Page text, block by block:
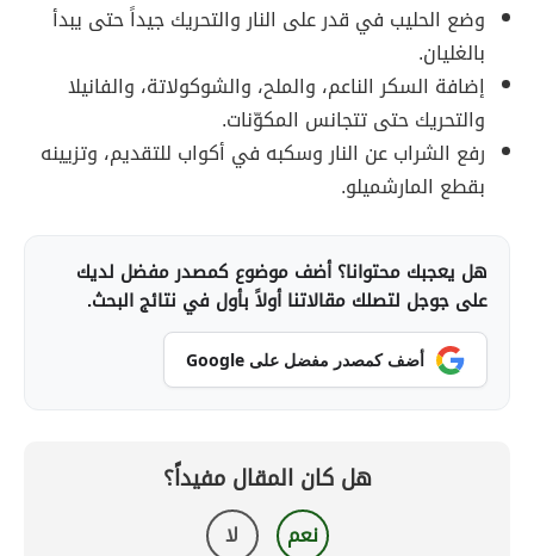
وضع الحليب في قدر على النار والتحريك جيداً حتى يبدأ
بالغليان.
إضافة السكر الناعم، والملح، والشوكولاتة، والفانيلا
والتحريك حتى تتجانس المكوّنات.
رفع الشراب عن النار وسكبه في أكواب للتقديم، وتزيينه
بقطع المارشميلو.
هل يعجبك محتوانا؟ أضف موضوع كمصدر مفضل لديك
على جوجل لتصلك مقالاتنا أولاً بأول في نتائج البحث.
أضف كمصدر مفضل على Google
هل كان المقال مفيداً؟
نعم لا